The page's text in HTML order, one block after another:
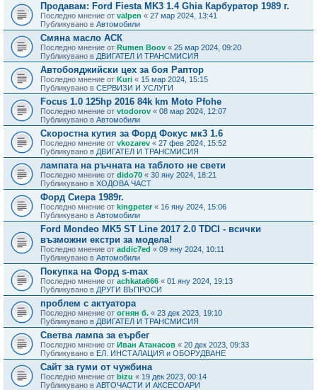
Продавам: Ford Fiesta MK3 1.4 Ghia Карбуратор 1989 г.
Последно мнение от valpen « 27 мар 2024, 13:41
Публикувано в Автомобили
Смяна масло АСК
Последно мнение от Rumen Boov « 25 мар 2024, 09:20
Публикувано в ДВИГАТЕЛ И ТРАНСМИСИЯ
Автобояджийски цех за боя Раптор
Последно мнение от Kuri « 15 мар 2024, 15:15
Публикувано в СЕРВИЗИ И УСЛУГИ
Focus 1.0 125hp 2016 84k km Moto Pfohe
Последно мнение от vtodorov « 08 мар 2024, 12:07
Публикувано в Автомобили
Скоростна кутия за Форд Фокус мк3 1.6
Последно мнение от vkozarev « 27 фев 2024, 15:52
Публикувано в ДВИГАТЕЛ И ТРАНСМИСИЯ
лампата на ръчната на таблото не свети
Последно мнение от dido70 « 30 яну 2024, 18:21
Публикувано в ХОДОВА ЧАСТ
Форд Сиера 1989г.
Последно мнение от kingpeter« 16 яну 2024, 15:06
Публикувано в Автомобили
Ford Mondeo MK5 ST Line 2017 2.0 TDCI - всички
възможни екстри за модела!
Последно мнение от addic7ed « 09 яну 2024, 10:11
Публикувано в Автомобили
Покупка на Форд s-max
Последно мнение от achkata666 « 01 яну 2024, 19:13
Публикувано в ДРУГИ ВЪПРОСИ
проблем с актуатора
Последно мнение от огнян б. « 23 дек 2023, 19:10
Публикувано в ДВИГАТЕЛ И ТРАНСМИСИЯ
Светва лампа за еърбег
Последно мнение от Иван Атанасов « 20 дек 2023, 09:33
Публикувано в ЕЛ. ИНСТАЛАЦИЯ и ОБОРУДВАНЕ
Сайт за гуми от чужбина
Последно мнение от bizu « 19 дек 2023, 00:14
Публикувано в АВТОЧАСТИ И АКСЕСОАРИ